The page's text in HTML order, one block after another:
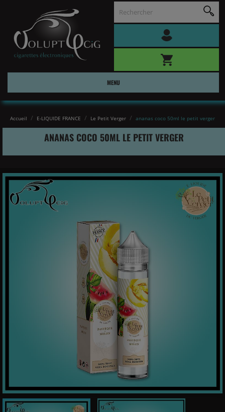
MENU
Accueil E-LIQUIDE FRANCE Le Petit Verger ananas coco 50ml le petit verger
ANANAS COCO 50ML LE PETIT VERGER